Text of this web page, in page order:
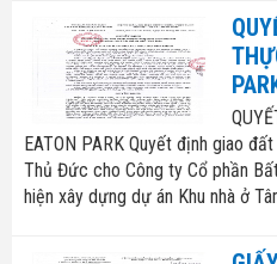
EATON PARK Quyết định giao
Thủ Đức cho Công ty Cổ phần
hiện xây dựng dự án Khu nhà ở